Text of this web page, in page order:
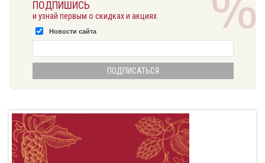
ПОДПИШИСЬ
и узнай первым о скидках и акциях
Новости сайта